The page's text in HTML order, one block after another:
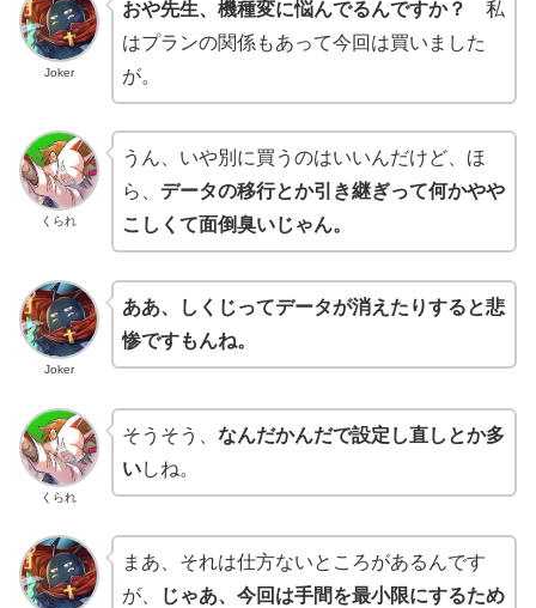
Joker
おや先生、機種変に悩んでるんですか？
私
はプランの関係もあって今回は買いました
が。
くられ
うん、いや別に買うのはいいんだけど、ほ
ら、 データの移行とか引き継ぎって何かやや
こしくて面倒臭いじゃん。
Joker
ああ、しくじってデータが消えたりすると悲
惨ですもんね。
くられ
そうそう、 なんだかんだで設定し直しとか多
いしね。
まあ、それは仕方ないところがあるんです
が、
じゃあ、今回は手間を最小限にするため